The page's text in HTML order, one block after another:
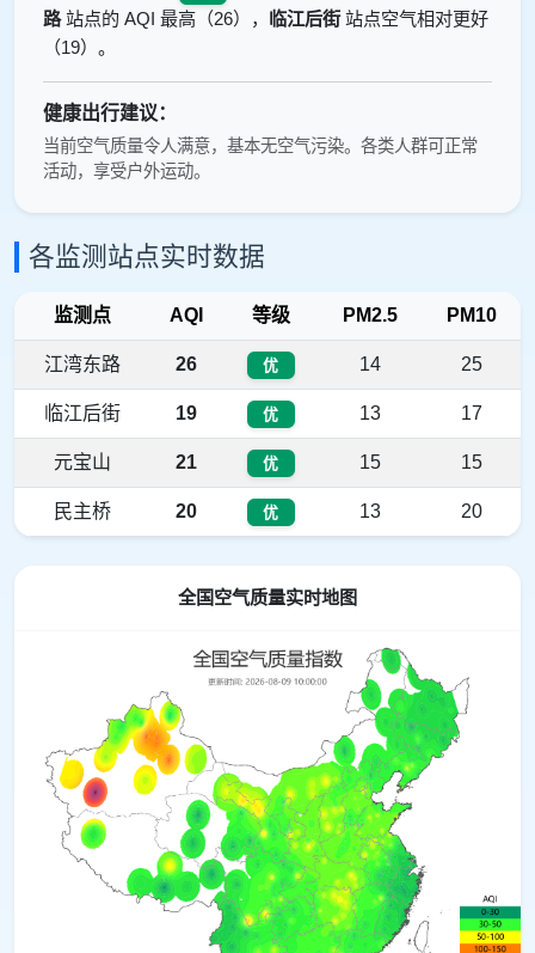
路站点的 AQI 最高（26）， 临江后街站点空气相对更好
（19）。
健康出行建议：
当前空气质量令人满意，基本无空气污染。各类人群可正常
活动，享受户外运动。
各监测站点实时数据
监测点 AQI 等级 PM2.5 PM10
江湾东路 26 优 14 25
临江后街 19 优 13 17
元宝山 21 优 15 15
民主桥 20 优 13 20
全国空气质量实时地图